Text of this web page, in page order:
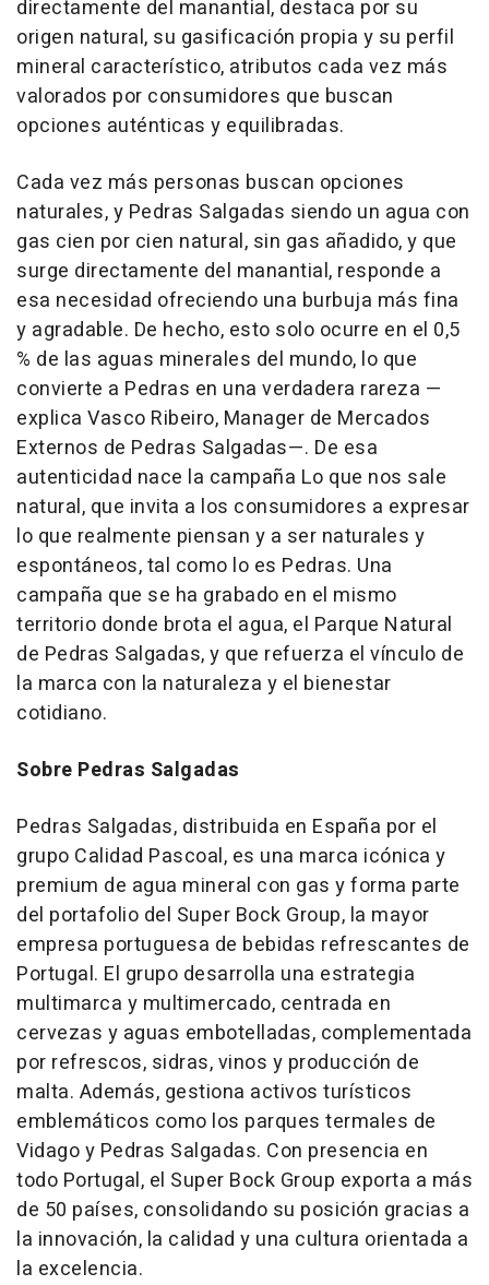
directamente del manantial, destaca por su
origen natural, su gasificación propia y su perfil
mineral característico, atributos cada vez más
valorados por consumidores que buscan
opciones auténticas y equilibradas.
Cada vez más personas buscan opciones
naturales, y Pedras Salgadas siendo un agua con
gas cien por cien natural, sin gas añadido, y que
surge directamente del manantial, responde a
esa necesidad ofreciendo una burbuja más fina
y agradable. De hecho, esto solo ocurre en el 0,5
% de las aguas minerales del mundo, lo que
convierte a Pedras en una verdadera rareza —
explica Vasco Ribeiro, Manager de Mercados
Externos de Pedras Salgadas—. De esa
autenticidad nace la campaña Lo que nos sale
natural, que invita a los consumidores a expresar
lo que realmente piensan y a ser naturales y
espontáneos, tal como lo es Pedras. Una
campaña que se ha grabado en el mismo
territorio donde brota el agua, el Parque Natural
de Pedras Salgadas, y que refuerza el vínculo de
la marca con la naturaleza y el bienestar
cotidiano.
Sobre Pedras Salgadas
Pedras Salgadas, distribuida en España por el
grupo Calidad Pascoal, es una marca icónica y
premium de agua mineral con gas y forma parte
del portafolio del Super Bock Group, la mayor
empresa portuguesa de bebidas refrescantes de
Portugal. El grupo desarrolla una estrategia
multimarca y multimercado, centrada en
cervezas y aguas embotelladas, complementada
por refrescos, sidras, vinos y producción de
malta. Además, gestiona activos turísticos
emblemáticos como los parques termales de
Vidago y Pedras Salgadas. Con presencia en
todo Portugal, el Super Bock Group exporta a más
de 50 países, consolidando su posición gracias a
la innovación, la calidad y una cultura orientada a
la excelencia.